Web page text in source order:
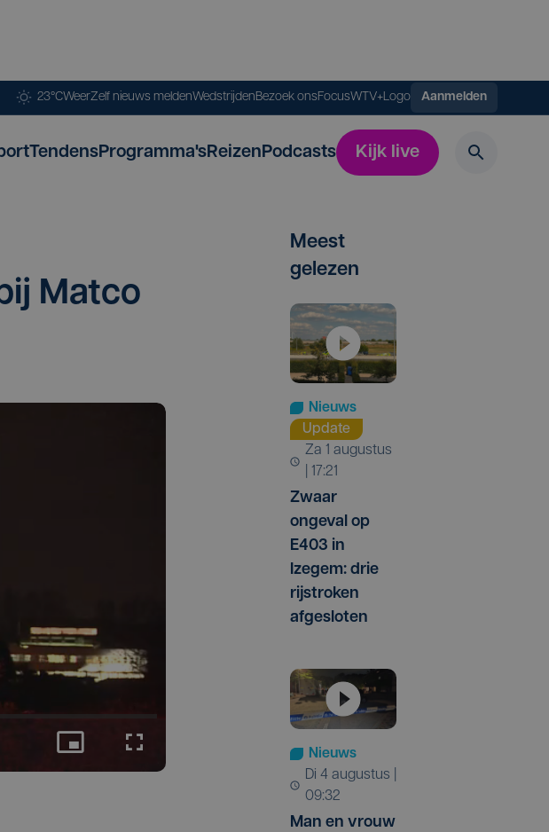
23°CWeerZelf nieuws meldenWedstrijdenBezoek onsFocusWTV+Logo Aanmelden
TendensProgramma'sReizenPodcasts Kijk live
Mat­co
Meest
gelezen
Nieuws
Update
za 1 augustus
| 17:21
Zwaar
ongeval op
E403 in
Izegem: drie
rijstroken
afgesloten
Nieuws
di 4 augustus |
09:32
Man en vrouw